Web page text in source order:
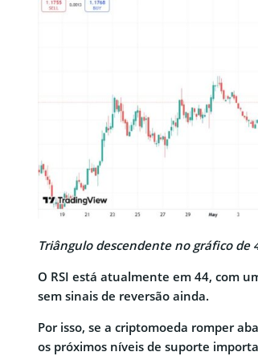
Triângulo descendente no gráfico de
O RSI está atualmente em 44, com
sem sinais de reversão ainda.
Por isso, se a criptomoeda romper
os próximos níveis de suporte